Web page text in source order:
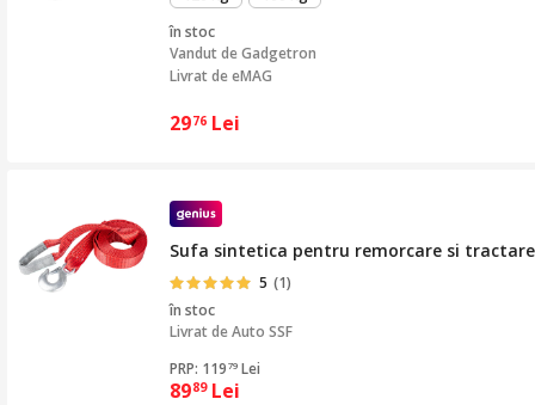
în stoc
Vandut deGadgetron
Livrat de eMAG
2976 Lei
Sufa sintetica pentru remorcare si
5 (1)
în stoc
Livrat deAuto SSF
PRP: 119 79 Lei
8989 Lei